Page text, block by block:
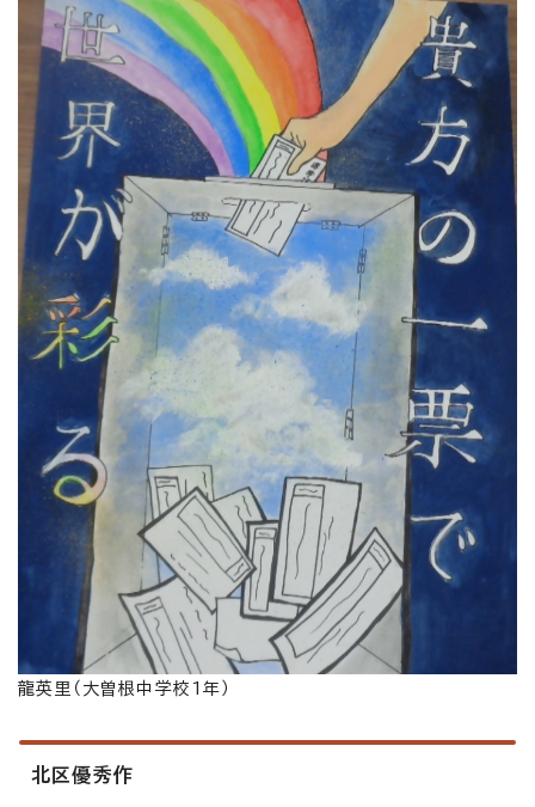
龍英里（大曽根中学校1年）
北区優秀作